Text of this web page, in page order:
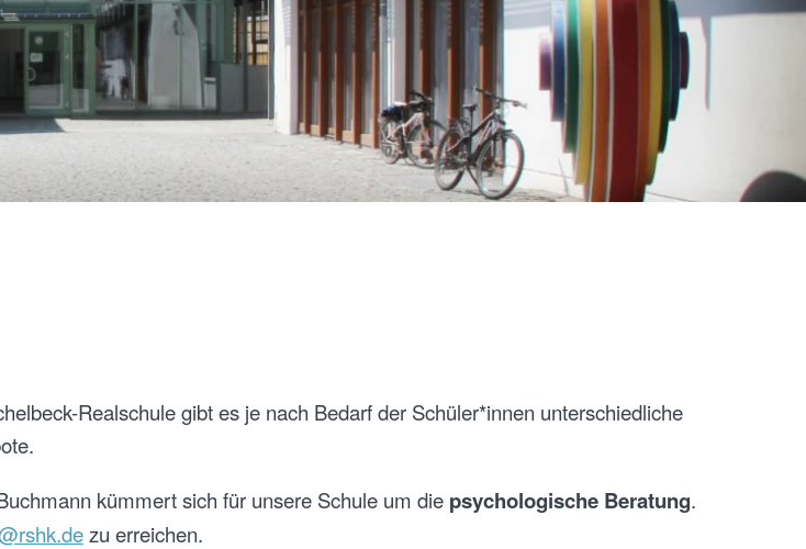
Realschule gibt es je nach Bedarf der Schüler*innen unterschiedliche
kümmert sich für unsere Schule um die psychologische Beratung.
zu erreichen.